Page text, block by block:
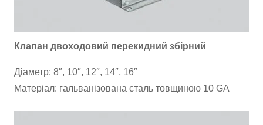
Клапан двоходовий перекидний збірний
Діаметр: 8″, 10″, 12″, 14″, 16″
Матеріал: гальванізована сталь товщиною 10 GA